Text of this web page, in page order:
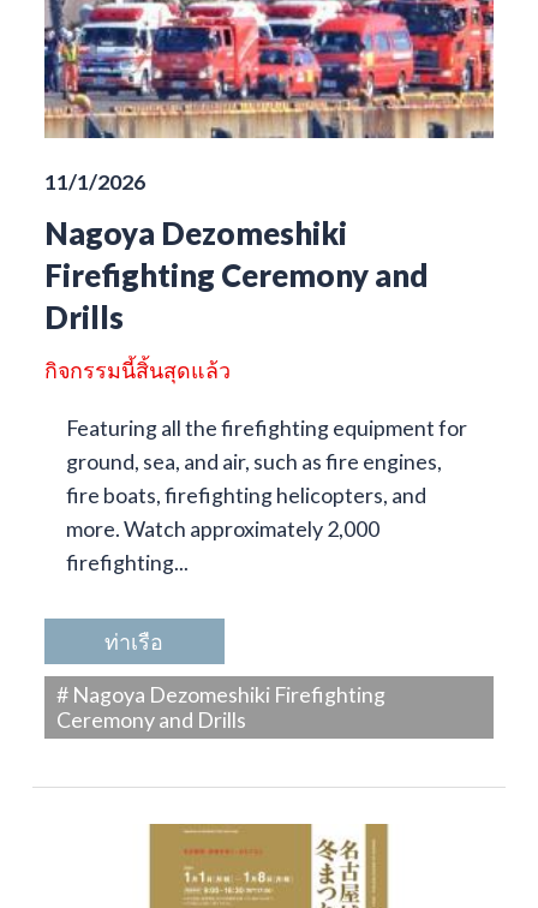
11/1/2026
Nagoya Dezomeshiki
Firefighting Ceremony and
Drills
กิจกรรมนี้สิ้นสุดแล้ว
Featuring all the firefighting equipment for
ground, sea, and air, such as fire engines,
fire boats, firefighting helicopters, and
more. Watch approximately 2,000
firefighting...
ท่าเรือ
# Nagoya Dezomeshiki Firefighting
Ceremony and Drills